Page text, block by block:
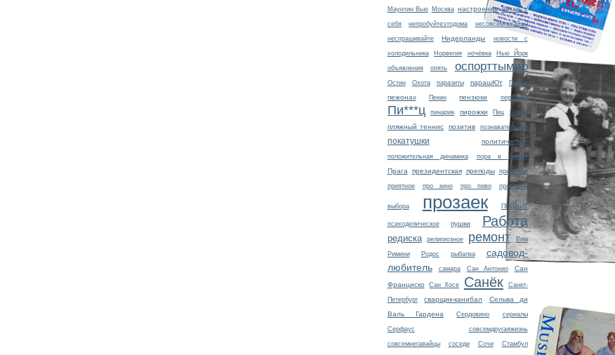
Маунтин Вью Москва настроение начать с
себя непробуйтеэтодома несовсемгавайцы
неспрашивайте Нидерланды новости с
холодильника Норвегия ночёвка Нью Йорк
объявления опять оспорттымир
Остин Охота паразиты парашЮт Париж
пежонах Пекин пензюки перепост
Пи***ц пинарик пирожки Пиц Плано
пляжный теннис позитив познавательное
покатушки политическое
положительная динамика пора в дорогу
Прага президентская преподы прихожая
приятное про кино про пиво проблема
выбора прозаек ПРЦНИТ
психоделическое пушки Работа
редиска религиозное ремонт Рим
Римини Родос рыбалка
садовод-
любитель
самара Сан Антонио Сан
Франциско Сан Хосе Санёк Санкт-
Петербург сварщик-канибал
Сельва ди
Валь Гардена
Сердовино сериалы
Серфаус совсемдругаяжизнь
совсемнегавайцы соседи Сочи Стамбул